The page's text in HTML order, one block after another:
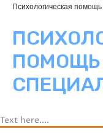
Психологическая
ПОМОЩЬ
Text here....